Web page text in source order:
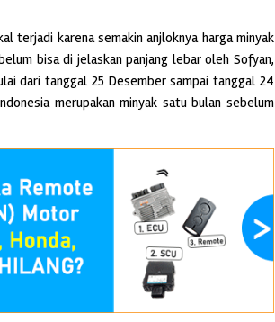
terjadi karena semakin anjloknya harga minyak
bisa di jelaskan panjang lebar oleh Sofyan,
dari tanggal 25 Desember sampai tanggal 24
merupakan minyak satu bulan sebelum